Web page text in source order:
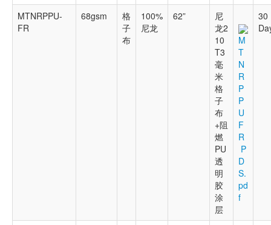
MTNRPPU-
FR
68gsm
格
子
布
100%
尼龙
62”
尼
龙2
10
T3
毫
米
格
子
布
+阻
燃
PU
透
明
胶
涂
层
M
T
N
R
P
P
U
F
R
P
D
S.
pd
f
30